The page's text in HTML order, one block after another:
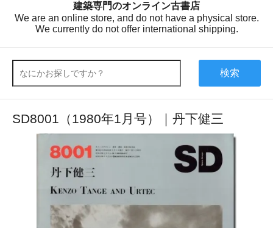
建築専門のオンライン古書店
We are an online store, and do not have a physical store.
We currently do not offer international shipping.
検索
SD8001（1980年1月号）｜丹下健三